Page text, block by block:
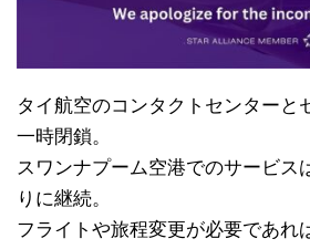
タイ航空のコンタクトセンターと
一時閉鎖。
スワンナプーム空港でのサービス
りに継続。
フライトや旅程変更が必要であれ